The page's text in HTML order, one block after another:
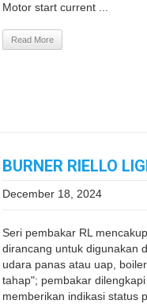
Motor start current ...
Read More
BURNER RIELLO
December 18, 2024
Seri pembakar RL
dirancang untuk digunakan
udara panas atau uap,
tahap"; pembakar
memberikan indikasi status